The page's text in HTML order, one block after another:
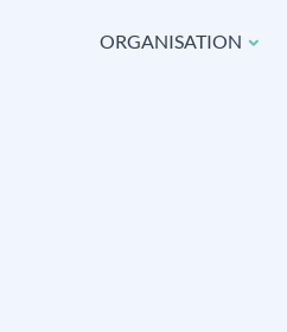
ORGANISATION